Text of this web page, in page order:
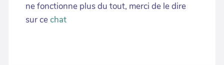
ne fonctionne plus du tout, merci de le dire
sur cechat